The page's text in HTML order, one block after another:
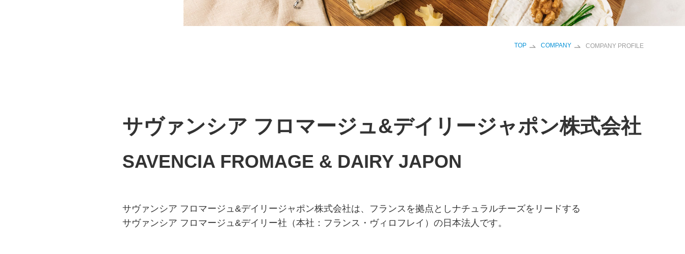
TOP COMPANY COMPANY PROFILE
サヴァンシア フロマージュ&デイリージャポン株式会社
SAVENCIA FROMAGE & DAIRY JAPON
サヴァンシア フロマージュ&デイリージャポン株式会社は、フランスを拠点としナチュラルチーズをリードする
サヴァンシア フロマージュ&デイリー社（本社：フランス・ヴィロフレイ）の日本法人です。